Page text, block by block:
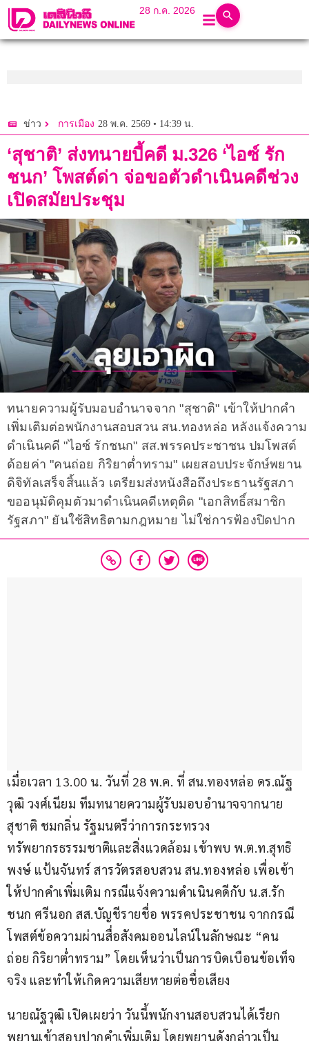
28 ก.ค. 2026
ข่าว การเมือง 28 พ.ค. 2569 • 14:39 น.
‘สุชาติ’ ส่งทนายบี้คดี ม.326 ‘ไอซ์ รัก
ชนก’ โพสต์ด่า จ่อขอตัวดำเนินคดีช่วง
เปิดสมัยประชุม
ทนายความผู้รับมอบอำนาจจาก "สุชาติ" เข้าให้ปากคำ
เพิ่มเติมต่อพนักงานสอบสวน สน.ทองหล่อ หลังแจ้งความ
ดำเนินคดี "ไอซ์ รักชนก" สส.พรรคประชาชน ปมโพสต์
ด้อยค่า "คนถ่อย กิริยาต่ำทราม" เผยสอบประจักษ์พยาน
ดิจิทัลเสร็จสิ้นแล้ว เตรียมส่งหนังสือถึงประธานรัฐสภา
ขออนุมัติคุมตัวมาดำเนินคดีเหตุติด "เอกสิทธิ์สมาชิก
รัฐสภา" ยันใช้สิทธิตามกฎหมาย ไม่ใช่การฟ้องปิดปาก
เมื่อเวลา 13.00 น. วันที่ 28 พ.ค. ที่ สน.ทองหล่อ ดร.ณัฐ
วุฒิ วงศ์เนียม ทีมทนายความผู้รับมอบอำนาจจากนาย
สุชาติ ชมกลิ่น รัฐมนตรีว่าการกระทรวง
ทรัพยากรธรรมชาติและสิ่งแวดล้อม เข้าพบ พ.ต.ท.สุทธิ
พงษ์ แป้นจันทร์ สารวัตรสอบสวน สน.ทองหล่อ เพื่อเข้า
ให้ปากคำเพิ่มเติม กรณีแจ้งความดำเนินคดีกับ น.ส.รัก
ชนก ศรีนอก สส.บัญชีรายชื่อ พรรคประชาชน จากกรณี
โพสต์ข้อความผ่านสื่อสังคมออนไลน์ในลักษณะ “คน
ถ่อย กิริยาต่ำทราม” โดยเห็นว่าเป็นการบิดเบือนข้อเท็จ
จริง และทำให้เกิดความเสียหายต่อชื่อเสียง
นายณัฐวุฒิ เปิดเผยว่า วันนี้พนักงานสอบสวนได้เรียก
พยานเข้าสอบปากคำเพิ่มเติม โดยพยานดังกล่าวเป็น